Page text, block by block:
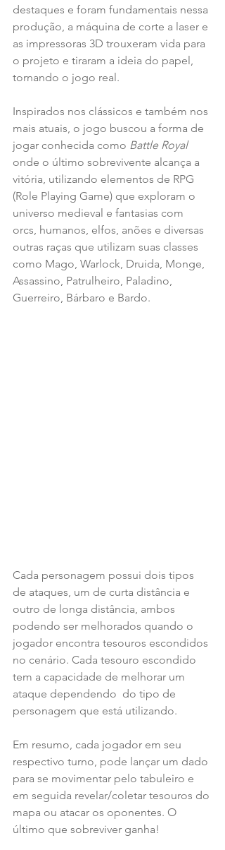
destaques e foram fundamentais nessa
produção, a máquina de corte a laser e
as impressoras 3D trouxeram vida para
o projeto e tiraram a ideia do papel,
tornando o jogo real.
Inspirados nos clássicos e também nos
mais atuais, o jogo buscou a forma de
jogar conhecida como Battle Royal
onde o último sobrevivente alcança a
vitória, utilizando elementos de RPG
(Role Playing Game) que exploram o
universo medieval e fantasias com
orcs, humanos, elfos, anões e diversas
outras raças que utilizam suas classes
como Mago, Warlock, Druida, Monge,
Assassino, Patrulheiro, Paladino,
Guerreiro, Bárbaro e Bardo.
Cada personagem possui dois tipos
de ataques, um de curta distância e
outro de longa distância, ambos
podendo ser melhorados quando o
jogador encontra tesouros escondidos
no cenário. Cada tesouro escondido
tem a capacidade de melhorar um
ataque dependendo  do tipo de
personagem que está utilizando.
Em resumo, cada jogador em seu
respectivo turno, pode lançar um dado
para se movimentar pelo tabuleiro e
em seguida revelar/coletar tesouros do
mapa ou atacar os oponentes. O
último que sobreviver ganha!